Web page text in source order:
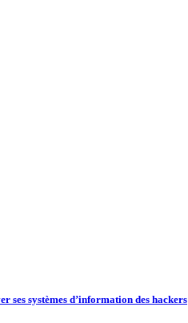
ses systèmes d’information des hackers